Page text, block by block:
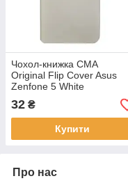
Чохол-книжка CМА
Original Flip Cover Asus
Zenfone 5 White
32 ₴
Купити
Про нас